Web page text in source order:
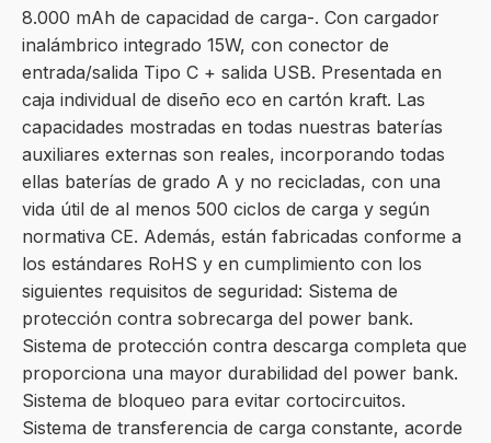
8.000 mAh de capacidad de carga-. Con cargador
inalámbrico integrado 15W, con conector de
entrada/salida Tipo C + salida USB. Presentada en
caja individual de diseño eco en cartón kraft. Las
capacidades mostradas en todas nuestras baterías
auxiliares externas son reales, incorporando todas
ellas baterías de grado A y no recicladas, con una
vida útil de al menos 500 ciclos de carga y según
normativa CE. Además, están fabricadas conforme a
los estándares RoHS y en cumplimiento con los
siguientes requisitos de seguridad: Sistema de
protección contra sobrecarga del power bank.
Sistema de protección contra descarga completa que
proporciona una mayor durabilidad del power bank.
Sistema de bloqueo para evitar cortocircuitos.
Sistema de transferencia de carga constante, acorde